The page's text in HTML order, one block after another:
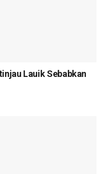
Lauik Sebabkan